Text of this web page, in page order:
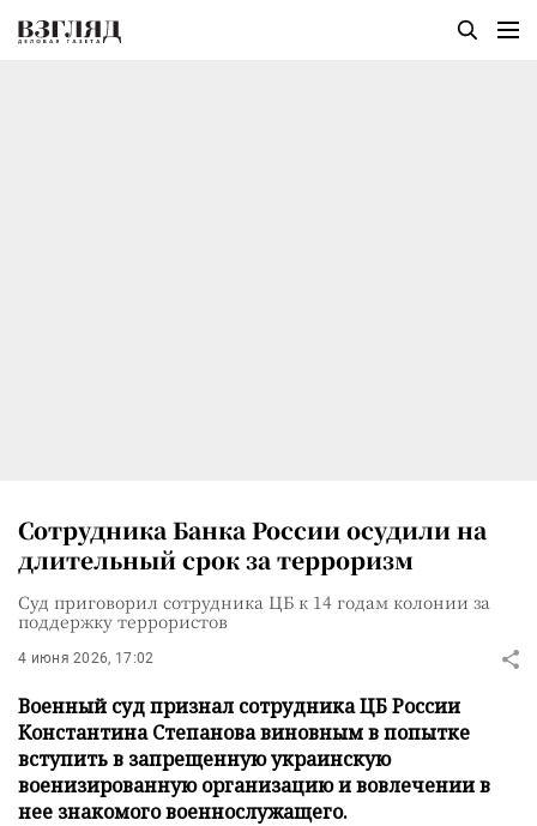
Сотрудника Банка России осудили на
длительный срок за терроризм
Суд приговорил сотрудника ЦБ к 14 годам колонии за
поддержку террористов
4 июня 2026, 17:02
Военный суд признал сотрудника ЦБ России
Константина Степанова виновным в попытке
вступить в запрещенную украинскую
военизированную организацию и вовлечении в
нее знакомого военнослужащего.